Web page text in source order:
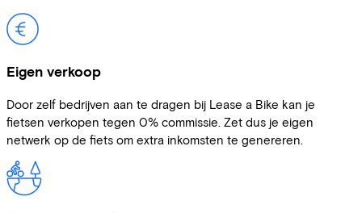
Eigen verkoop
Door zelf bedrijven aan te dragen bij Lease a Bike kan je
fietsen verkopen tegen 0% commissie. Zet dus je eigen
netwerk op de fiets om extra inkomsten te genereren.